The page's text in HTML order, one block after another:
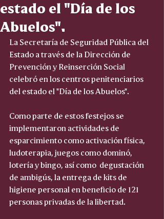
estado el "Día de los
Abuelos".
La Secretaría de Seguridad Pública del
Estado a través de la Dirección de
Prevención y Reinserción Social
celebró en los centros penitenciarios
del estado el "Día de los Abuelos".
Como parte de estos festejos se
implementaron actividades de
esparcimiento como activación física,
ludoterapia, juegos como dominó,
lotería y bingo, así como  degustación
de ambigús, la entrega de kits de
higiene personal en beneficio de 121
personas privadas de la libertad.